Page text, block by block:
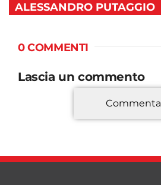
ALESSANDRO PUTAGGIO
0 COMMENTI
Lascia un commento
*
Commenta